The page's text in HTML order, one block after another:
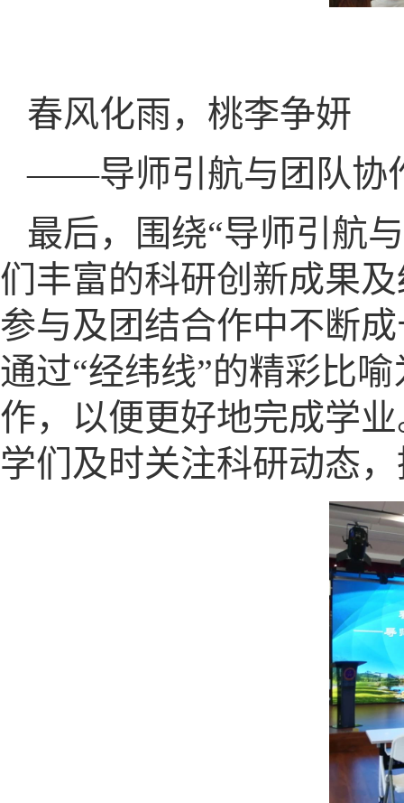
春风化雨，桃李争妍
——导师引航与团队协
最后，围绕“导师引航
们丰富的科研创新成果
参与及团结合作中不断
通过“经纬线”的精彩比
作，以便更好地完成学
学们及时关注科研动态